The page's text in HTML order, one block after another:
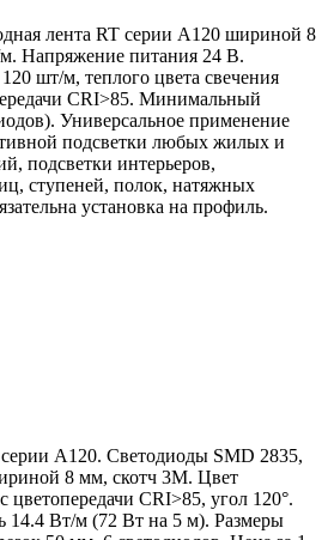
лента RT серии A120 шириной 8
Напряжение питания 24 В.
шт/м, теплого цвета свечения
CRI>85. Минимальный
Универсальное применение
подсветки любых жилых и
подсветки интерьеров,
ступеней, полок, натяжных
установка на профиль.
A120. Светодиоды SMD 2835,
8 мм, скотч 3M. Цвет
CRI>85, угол 120°.
14.4 Вт/м (72 Вт на 5 м). Размеры